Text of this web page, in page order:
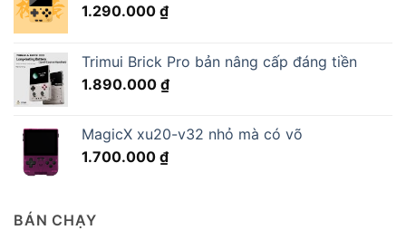
1.290.000 ₫
Trimui Brick Pro bản nâng cấp đáng tiền
1.890.000 ₫
MagicX xu20-v32 nhỏ mà có võ
1.700.000 ₫
BÁN CHẠY